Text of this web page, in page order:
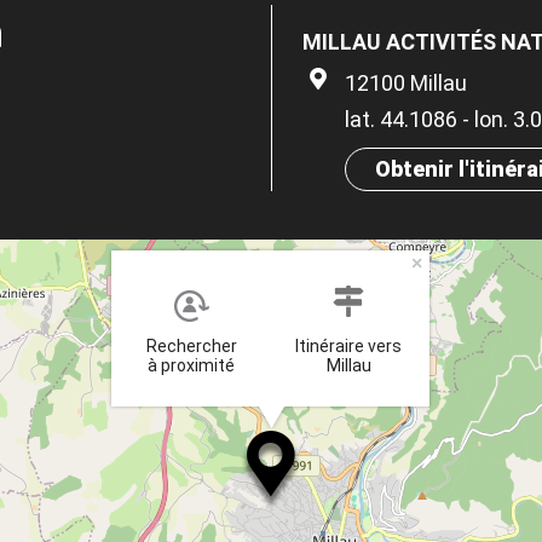
MILLAU ACTIVITÉS
12100 Millau
lat. 44.1086 - lon.
Obtenir
Rechercher
à proximité
Itinéraire vers
Millau
×